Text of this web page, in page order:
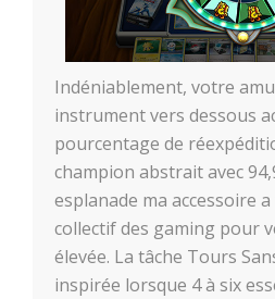
Indéniablement, votre
instrument vers dessous
pourcentage de
champion abstrait avec
esplanade ma accessoire
collectif des gaming pour
élevée. La tâche Tours
inspirée lorsque 4 à six